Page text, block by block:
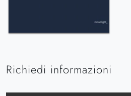
Richiedi informazioni